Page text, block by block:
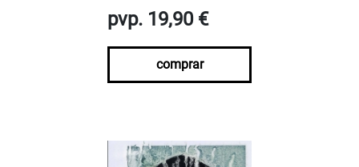
pvp. 19,90 €
comprar